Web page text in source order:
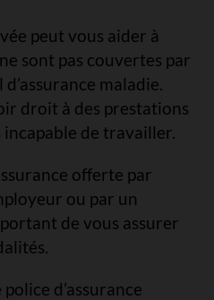
peut vous aider à
sont pas couvertes par
maladie.
droit à des prestations
incapable de travailler.
offerte par
ou par un
de vous assurer
d’assurance